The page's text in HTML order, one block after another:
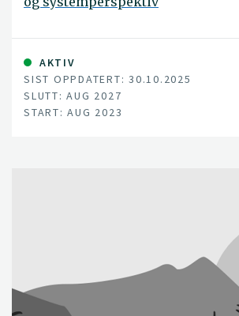
AKTIV
SIST OPPDATERT: 30.10.2025
SLUTT: AUG 2027
START: AUG 2023